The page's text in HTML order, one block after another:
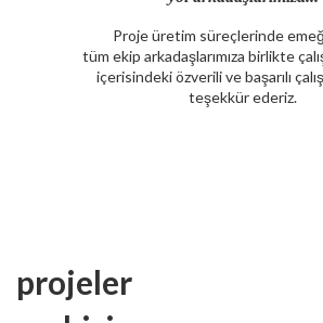
Proje üretim süreçlerinde
tüm ekip arkadaşlarımıza birlikte
içerisindeki özverili ve başarılı
teşekkür ederiz.
projeler